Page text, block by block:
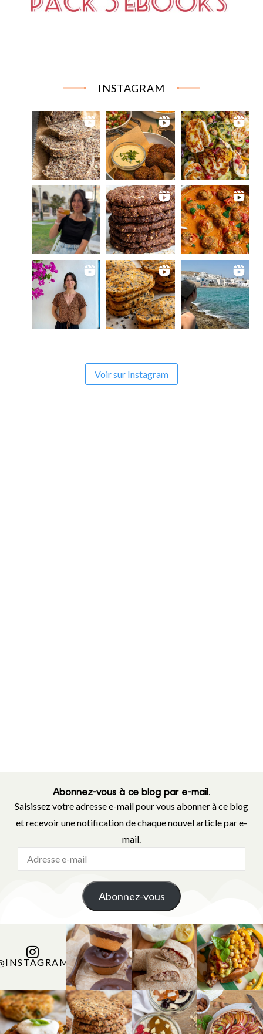
INSTAGRAM
Voir sur Instagram
Abonnez-vous à ce blog par e-mail.
Saisissez votre adresse e-mail pour vous abonner à ce blog
et recevoir une notification de chaque nouvel article par e-
mail.
Abonnez-vous